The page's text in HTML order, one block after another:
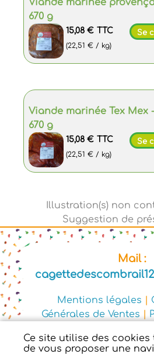
Viande marinée
670 g
15,08 € TTC
(22,51 € / kg)
Se
Viande marinée Tex Mex
670 g
15,08 € TTC
(22,51 € / kg)
Se
Mail :
Mentions légales
Générales de Ventes
© Copyright 2025 -
Ce site utilise des
de vous proposer une